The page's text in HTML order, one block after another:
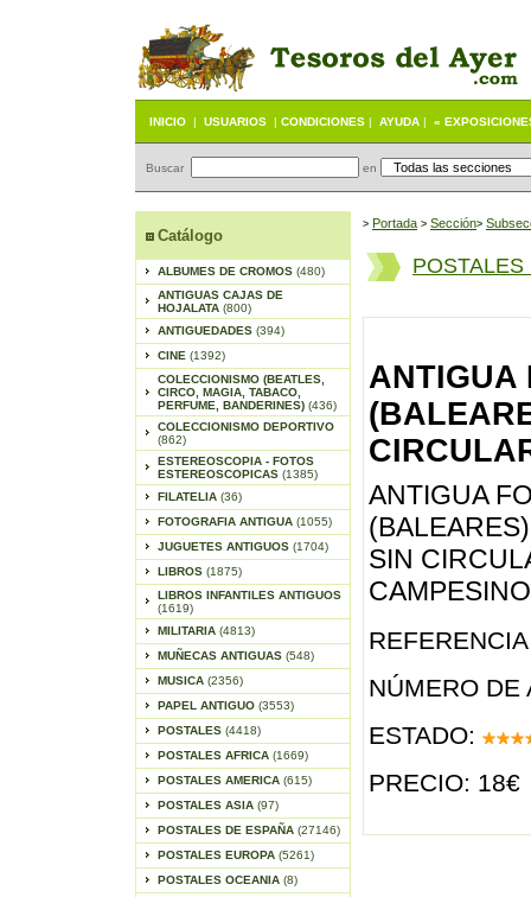
INICIO | USUARIOS | CONDICIONES | AYUDA | «
Buscar en
Catálogo
ALBUMES DE CROMOS (480)
ANTIGUAS CAJAS DE
HOJALATA (800)
ANTIGUEDADES (394)
CINE (1392)
COLECCIONISMO (BEATLES,
CIRCO, MAGIA, TABACO,
PERFUME, BANDERINES) (436)
COLECCIONISMO DEPORTIVO
(862)
ESTEREOSCOPIA - FOTOS
ESTEREOSCOPICAS (1385)
FILATELIA (36)
FOTOGRAFIA ANTIGUA (1055)
JUGUETES ANTIGUOS (1704)
LIBROS (1875)
LIBROS INFANTILES ANTIGUOS
(1619)
MILITARIA (4813)
MUÑECAS ANTIGUAS (548)
MUSICA (2356)
PAPEL ANTIGUO (3553)
POSTALES (4418)
POSTALES AFRICA (1669)
POSTALES AMERICA (615)
POSTALES ASIA (97)
POSTALES DE ESPAÑA (27146)
POSTALES EUROPA (5261)
POSTALES OCEANIA (8)
> Portada > Sección>
POSTALES
ANTIGUA
ANTIGUA
SIN
CAMPESINO
NÚMERO DE
ESTADO:
PRECIO: 18€